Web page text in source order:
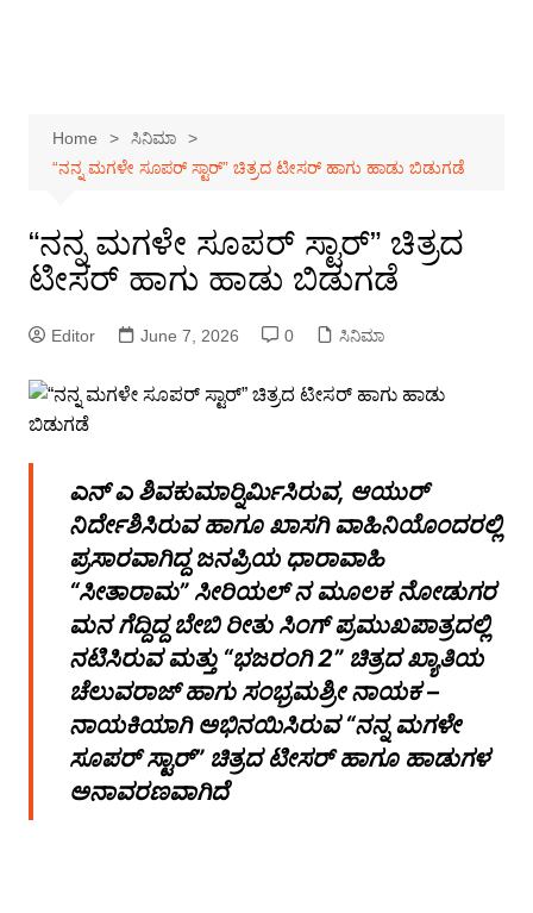
Home
ಸಿನಿಮಾ
“ನನ್ನ ಮಗಳೇ ಸೂಪರ್ ಸ್ಟಾರ್” ಚಿತ್ರದ ಟೀಸರ್ ಹಾಗು ಹಾಡು ಬಿಡುಗಡೆ
“ನನ್ನ ಮಗಳೇ ಸೂಪರ್ ಸ್ಟಾರ್” ಚಿತ್ರದ
ಟೀಸರ್ ಹಾಗು ಹಾಡು ಬಿಡುಗಡೆ
Editor June 7, 2026 0 ಸಿನಿಮಾ
ಎನ್ ಎ ಶಿವಕುಮಾರ್‍ನಿರ್ಮಿಸಿರುವ, ಆಯುರ್
ನಿರ್ದೇಶಿಸಿರುವ ಹಾಗೂ ಖಾಸಗಿ ವಾಹಿನಿಯೊಂದರಲ್ಲಿ
ಪ್ರಸಾರವಾಗಿದ್ದ ಜನಪ್ರಿಯ ಧಾರಾವಾಹಿ
“ಸೀತಾರಾಮ” ಸೀರಿಯಲ್ ನ ಮೂಲಕ ನೋಡುಗರ
ಮನ ಗೆದ್ದಿದ್ದ ಬೇಬಿ ರೀತು ಸಿಂಗ್ ಪ್ರಮುಖಪಾತ್ರದಲ್ಲಿ
ನಟಿಸಿರುವ ಮತ್ತು “ಭಜರಂಗಿ 2” ಚಿತ್ರದ ಖ್ಯಾತಿಯ
ಚೆಲುವರಾಜ್ ಹಾಗು ಸಂಭ್ರಮಶ್ರೀ ನಾಯಕ –
ನಾಯಕಿಯಾಗಿ ಅಭಿನಯಿಸಿರುವ “ನನ್ನ ಮಗಳೇ
ಸೂಪರ್ ಸ್ಟಾರ್” ಚಿತ್ರದ ಟೀಸರ್ ಹಾಗೂ ಹಾಡುಗಳ
ಅನಾವರಣವಾಗಿದೆ